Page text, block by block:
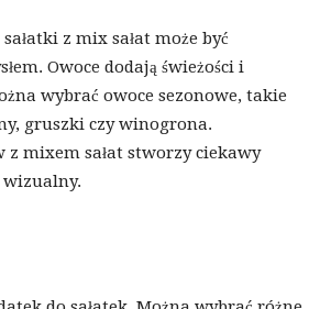
z mix sałat może być
Owoce dodają świeżości i
wybrać owoce sezonowe, takie
gruszki czy winogrona.
z mixem sałat stworzy ciekawy